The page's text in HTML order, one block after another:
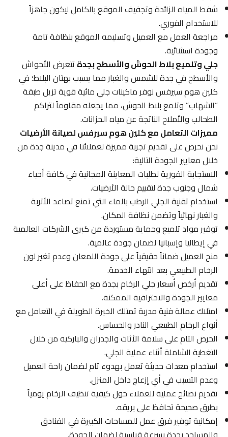
شفط المياه الزائدة وتجفيف الموقع بالكامل ليكون جاهزاً
للاستخدام الفوري.
مراجعة العمل مع العميل وتسليمه الموقع بنظافة تامة
وجودة استثنائية.
جلي وتلميع بلاط الحوش والأسطح بجدةتتعرض الأحواش
والأسطح في جدة للشمس والغبار مما يسبب بهتان البلاط؛ في
كلين هوم سيرفس نوفر ماكينات جلي مائية قوية تزيل طبقة
“الشهاب” وتلمع بلاط الحوش، مما يجعله مقاوماً لتراكم
الطحالب والأملاح الناتجة عن مياه الخزانات.
مميزات التعامل مع كلين هوم سيرفس لصيانة الأرضيات
نحن نحرص على تقديم تجربة مميزة لعملائنا في مدينة جدة من
خلال معايير الجودة التالية:
الاستجابة الفورية لطلبات المعاينة المجانية في كافة أحياء
شمال وجنوب جدة لتقييم حالة الأرضيات.
استخدام تقنية الجلي الرطب بالماء التي تمنع تصاعد الأتربة
والغبار نهائياً وتضمن نظافة المكان.
توفير مواد تلميع وحماية مستوردة من كبرى الشركات العالمية
في إيطاليا وإسبانيا لضمان جودة عالمية.
منح العميل ضماناً حقيقياً على جودة اللمعان وعدم تغير لون
الرخام الطبيعي بعد انتهاء الخدمة.
تقديم أرخص أسعار جلي الرخام بجدة مع الحفاظ على أعلى
معايير الجودة والاحترافية الممكنة.
امتلاك عمالة فنية مدربة تمتلك الخبرة الطويلة في التعامل مع
أنواع الرخام الطبيعي النادر والحساس.
الحرص التام على سلامة الأثاث والجدران والباركيه من خلال
التغطية الشاملة أثناء عملية الجلي.
استخدام معدات حديثة تعمل بهدوء تام لضمان راحة العميل
وعدم التسبب في أي إزعاج داخل المنزل.
تقديم نصائح عملية للعملاء حول كيفية تنظيف الرخام يومياً
بطرق صحيحة تحافظ على بريقه.
إمكانية توفير فرق عمل للمساحات الكبيرة في الفنادق